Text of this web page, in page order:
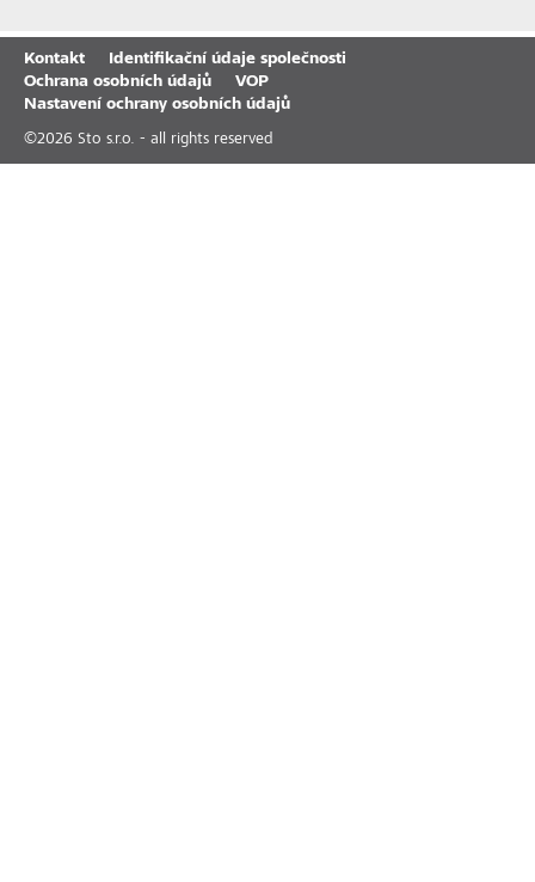
Kontakt
Identifikační údaje společnosti
Ochrana osobních údajů
VOP
Nastavení ochrany osobních údajů
©2026 Sto s.r.o. - all rights reserved